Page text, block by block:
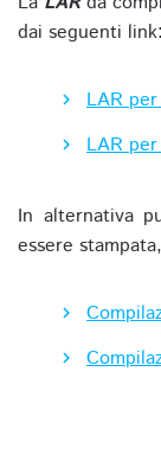
dai seguenti link:
LAR
LAR
In alternativa
essere